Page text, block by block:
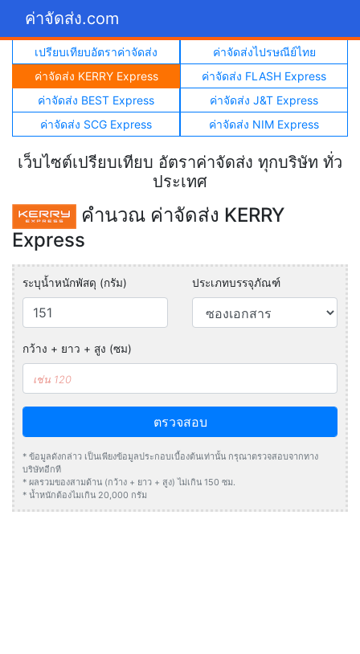
ค่าจัดส่ง.com
เปรียบเทียบอัตราค่าจัดส่ง
ค่าจัดส่งไปรษณีย์ไทย
ค่าจัดส่ง KERRY Express
ค่าจัดส่ง FLASH Express
ค่าจัดส่ง BEST Express
ค่าจัดส่ง J&T Express
ค่าจัดส่ง SCG Express
ค่าจัดส่ง NIM Express
เว็บไซต์เปรียบเทียบ อัตราค่าจัดส่ง ทุกบริษัท ทั่ว
ประเทศ
คำนวณ ค่าจัดส่ง KERRY
Express
ระบุน้ำหนักพัสดุ (กรัม) ประเภทบรรจุภัณฑ์
กว้าง + ยาว + สูง (ซม)
ตรวจสอบ
* ข้อมูลดังกล่าว เป็นเพียงข้อมูลประกอบเบื้องต้นเท่านั้น กรุณาตรวจสอบจากทาง
บริษัทอีกที
* ผลรวมของสามด้าน (กว้าง + ยาว + สูง) ไม่เกิน 150 ซม.
* น้ำหนักต้องไมเกิน 20,000 กรัม